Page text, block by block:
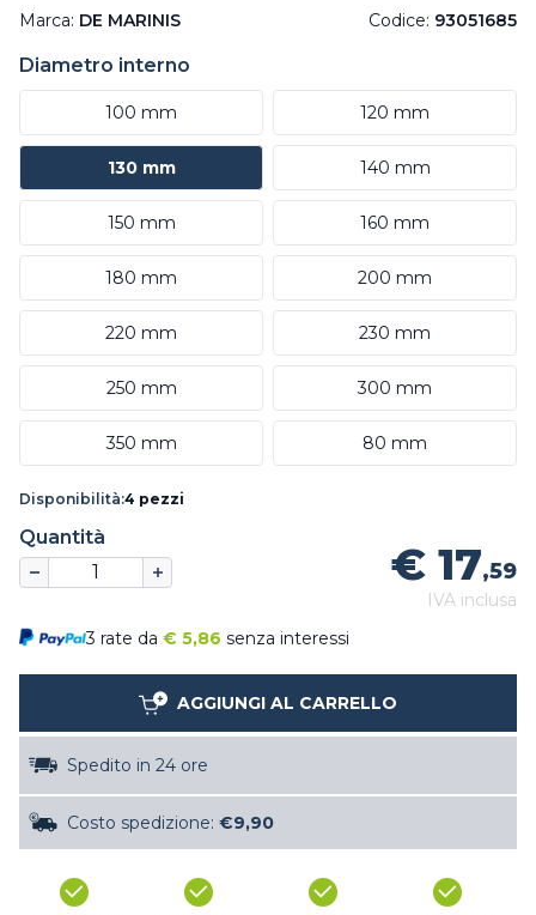
Marca: DE MARINIS Codice: 93051685
Diametro interno
100 mm 120 mm
130 mm 140 mm
150 mm 160 mm
180 mm 200 mm
220 mm 230 mm
250 mm 300 mm
350 mm 80 mm
Disponibilità:4 pezzi
Quantità
€ 17,59
IVA inclusa
3 rate da € 5,86 senza interessi
AGGIUNGI AL CARRELLO
Spedito in 24 ore
Costo spedizione: €9,90